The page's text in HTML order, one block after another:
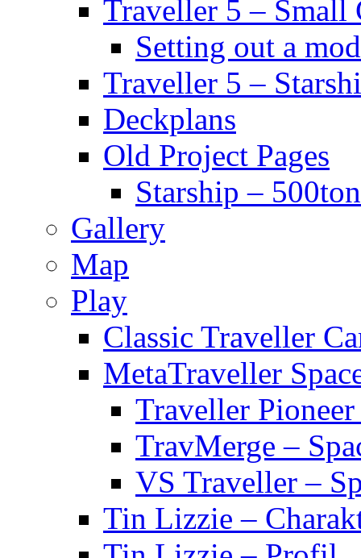
Traveller 5 – Small
Setting out a
Traveller 5 –
Deckplans
Old Project Pages
Starship –
Gallery
Map
Play
Classic Traveller
MetaTraveller
Traveller
TravMerge –
VS Traveller –
Tin Lizzie –